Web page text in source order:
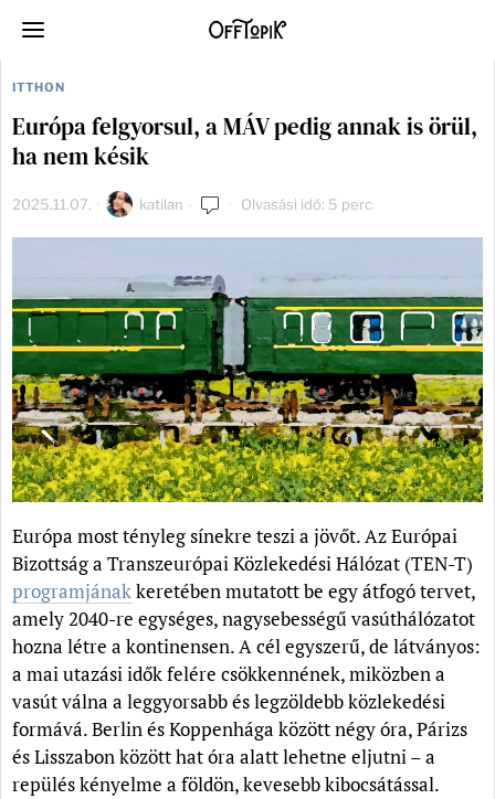
ITTHON
Európa felgyorsul, a MÁV pedig annak is örül,
ha nem késik
2025.11.07. katilan Olvasási idő: 5 perc
Európa most tényleg sínekre teszi a jövőt. Az Európai
Bizottság a Transzeurópai Közlekedési Hálózat (TEN-T)
programjánakkeretében mutatott be egy átfogó tervet,
amely 2040-re egységes, nagysebességű vasúthálózatot
hozna létre a kontinensen. A cél egyszerű, de látványos:
a mai utazási idők felére csökkennének, miközben a
vasút válna a leggyorsabb és legzöldebb közlekedési
formává. Berlin és Koppenhága között négy óra, Párizs
és Lisszabon között hat óra alatt lehetne eljutni – a
repülés kényelme a földön, kevesebb kibocsátással.